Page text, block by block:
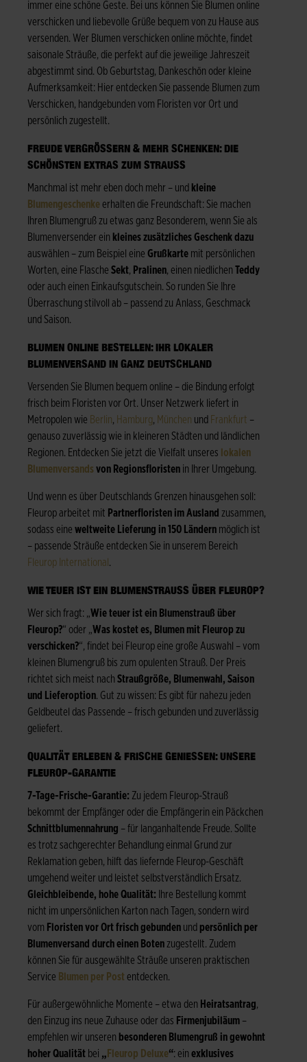
immer eine schöne Geste. Bei uns können Sie Blumen online
verschicken und liebevolle Grüße bequem von zu Hause aus
versenden. Wer Blumen verschicken online möchte, findet
saisonale Sträuße, die perfekt auf die jeweilige Jahreszeit
abgestimmt sind. Ob Geburtstag, Dankeschön oder kleine
Aufmerksamkeit: Hier entdecken Sie passende Blumen zum
Verschicken, handgebunden vom Floristen vor Ort und
persönlich zugestellt.
FREUDE VERGRÖSSERN & MEHR SCHENKEN: DIE S
CHÖNSTEN EXTRAS ZUM STRAUSS
Manchmal ist mehr eben doch mehr – und kleine
Blumengeschenkeerhalten die Freundschaft: Sie machen
Ihren Blumengruß zu etwas ganz Besonderem, wenn Sie als
Blumenversender ein kleines zusätzliches Geschenk dazu
auswählen – zum Beispiel eine Grußkarte mit persönlichen
Worten, eine Flasche Sekt, Pralinen, einen niedlichen Teddy
oder auch einen Einkaufsgutschein. So runden Sie Ihre
Überraschung stilvoll ab – passend zu Anlass, Geschmack
und Saison.
BLUMEN ONLINE BESTELLEN: IHR LOKALER
BLUMENVERSAND IN GANZ DEUTSCHLAND
Versenden Sie Blumen bequem online – die Bindung erfolgt
frisch beim Floristen vor Ort. Unser Netzwerk liefert in
Metropolen wie Berlin, Hamburg, München und Frankfurt –
genauso zuverlässig wie in kleineren Städten und ländlichen
Regionen. Entdecken Sie jetzt die Vielfalt unseres lokalen
Blumenversands von Regionsfloristen in Ihrer Umgebung.
Und wenn es über Deutschlands Grenzen hinausgehen soll:
Fleurop arbeitet mit Partnerfloristen im Ausland zusammen,
sodass eine weltweite Lieferung in 150 Ländern möglich ist
– passende Sträuße entdecken Sie in unserem Bereich
Fleurop International .
WIE TEUER IST EIN BLUMENSTRAUSS ÜBER FLEUROP?
Wer sich fragt: „Wie teuer ist ein Blumenstrauß über
Fleurop?“ oder „Was kostet es, Blumen mit Fleurop zu
verschicken?“, findet bei Fleurop eine große Auswahl – vom
kleinen Blumengruß bis zum opulenten Strauß. Der Preis
richtet sich meist nach Straußgröße, Blumenwahl, Saison
und Lieferoption. Gut zu wissen: Es gibt für nahezu jeden
Geldbeutel das Passende – frisch gebunden und zuverlässig
geliefert.
QUALITÄT ERLEBEN & FRISCHE GENIESSEN: UNSERE F
LEUROP-GARANTIE
7-Tage-Frische-Garantie: Zu jedem Fleurop-Strauß
bekommt der Empfänger oder die Empfängerin ein Päckchen
Schnittblumennahrung – für langanhaltende Freude. Sollte
es trotz sachgerechter Behandlung einmal Grund zur
Reklamation geben, hilft das liefernde Fleurop-Geschäft
umgehend weiter und leistet selbstverständlich Ersatz.
Gleichbleibende, hohe Qualität: Ihre Bestellung kommt
nicht im unpersönlichen Karton nach Tagen, sondern wird
vom Floristen vor Ort frisch gebunden und persönlich per
Blumenversand durch einen Boten zugestellt. Zudem
können Sie für ausgewählte Sträuße unseren praktischen
Service Blumen per Post entdecken.
Für außergewöhnliche Momente – etwa den Heiratsantrag,
den Einzug ins neue Zuhause oder das Firmenjubiläum –
empfehlen wir unseren besonderen Blumengruß in gewohnt
hoher Qualität bei „ Fleurop Deluxe“: ein exklusives